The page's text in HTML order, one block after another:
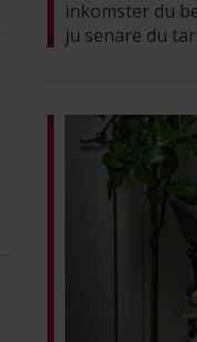
inkomster du
ju senare du